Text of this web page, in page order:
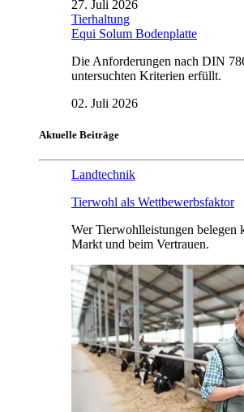
27. Juli 2026
Tierhaltung
Equi Solum Bodenplatte
Die Anforderungen nach DIN
untersuchten Kriterien erfüllt.
02. Juli 2026
Aktuelle Beiträge
Landtechnik
Tierwohl als Wettbewerbsfaktor
Wer Tierwohlleistungen belegen
Markt und beim Vertrauen.